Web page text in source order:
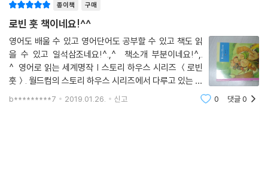
종이책 구매
로빈 훗 책이네요!^^
영어도 배울 수 있고 영어단어도 공부할 수 있고 책도 읽
을 수 있고 일석삼조네요!^.,^ 책소개 부분이네요!^,.
^ 영어로 읽는 세계명작 | 스토리 하우스 시리즈 ＜로빈
훗＞. 월드컴의 스토리 하우스 시리즈에서 다루고 있는 동
화들은 여러 세대에 걸쳐 전해내려온 이야기로서 교훈적
b*********7 2019.01.26. 신고 0 댓글0